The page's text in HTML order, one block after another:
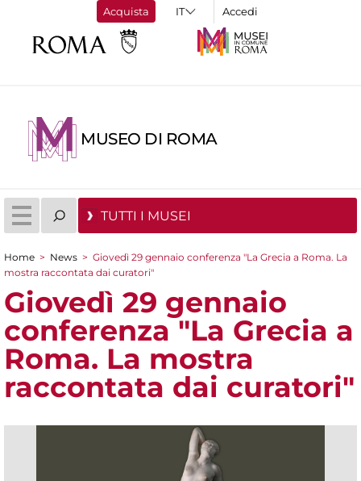
Acquista Accedi
MUSEO DI ROMA
TUTTI I MUSEI
Tu sei qui
Home > News > Giovedì 29 gennaio conferenza "La Grecia a Roma. La
mostra raccontata dai curatori"
Giovedì 29 gennaio
conferenza "La Grecia a
Roma. La mostra
raccontata dai curatori"